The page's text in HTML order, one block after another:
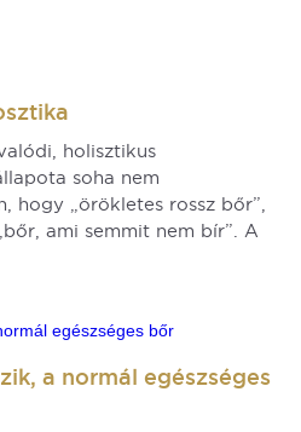
holisztikus
soha nem
hogy „örökletes rossz bőr”,
ami semmit nem bír”. A
a normál egészséges